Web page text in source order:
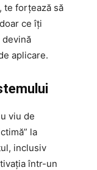
te forțează să
ce îți
devină
aplicare.
viu de
la
inclusiv
într-un